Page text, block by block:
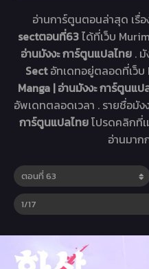
อ่านการ์ตูนตอนล่าสุด เรื่อ
sectตอนที่63ได้ที่เว็บ
อ่านมังงะ การ์ตูนแปลไทย . มั
Sectอัทเดทอยู่ตลอดที่เว็
Manga | อ่านมังงะ การ์ตูนแป
อัพเดทตลอดเวลา . รายชื่อมัง
การ์ตูนแปลไทยโปรดคลิกที่
อ่านมาก